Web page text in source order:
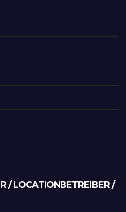
/ LOCATIONBETREIBER /